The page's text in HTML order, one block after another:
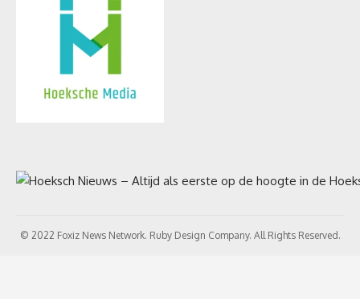
© 2022 Foxiz News Network. Ruby Design Company. All Rights Reserved.